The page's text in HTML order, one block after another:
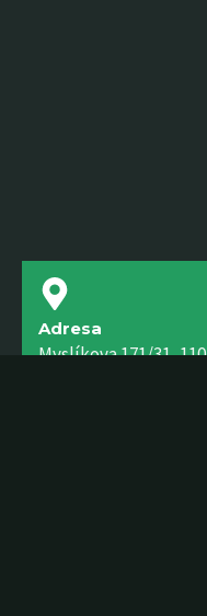
Adresa
Myslíkova 171/31, 110